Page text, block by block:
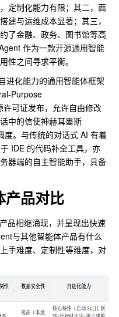
定制化能力有限；其二，面
建与运维成本显著；其三，
了金融、政务、图书馆等高
作为一款开源通用智能
性之间寻求平衡。
进化能力的通用智能体框架
Purpose
可证发布，允许自由修改
中的信使神赫耳墨斯
度。与传统的对话式 AI 有着
IDE 的代码补全工具，亦
器端的自主智能助手，具备
产品对比
品相继涌现，并呈现出快速
与其他智能体产品有什么
手难度、定制性等维度，对